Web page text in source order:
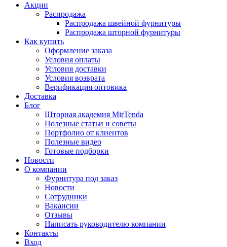
Акции
Распродажа
Распродажа швейной фурнитуры
Распродажа шторной фурнитуры
Как купить
Оформление заказа
Условия оплаты
Условия доставки
Условия возврата
Верификация оптовика
Доставка
Блог
Шторная академия MirTenda
Полезные статьи и советы
Портфолио от клиентов
Полезные видео
Готовые подборки
Новости
О компании
Фурнитура под заказ
Новости
Сотрудники
Вакансии
Отзывы
Написать руководителю компании
Контакты
Вход